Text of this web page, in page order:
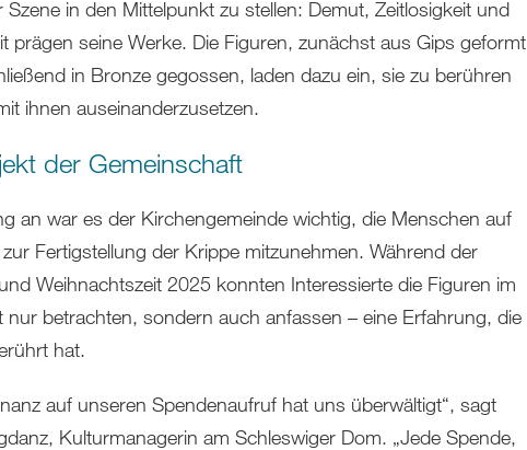
Szene in den Mittelpunkt zu stellen: Demut, Zeitlosigkeit und
prägen seine Werke. Die Figuren, zunächst aus Gips geformt
in Bronze gegossen, laden dazu ein, sie zu berühren
ihnen auseinanderzusetzen.
der Gemeinschaft
an war es der Kirchengemeinde wichtig, die Menschen auf
Fertigstellung der Krippe mitzunehmen. Während der
Weihnachtszeit 2025 konnten Interessierte die Figuren im
nur betrachten, sondern auch anfassen – eine Erfahrung, die
hat.
auf unseren Spendenaufruf hat uns überwältigt“, sagt
Kulturmanagerin am Schleswiger Dom. „Jede Spende,